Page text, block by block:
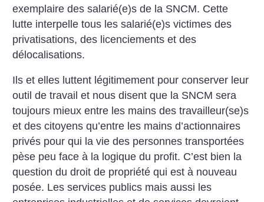
exemplaire des salarié(e)s de la SNCM. Cette
lutte interpelle tous les salarié(e)s victimes des
privatisations, des licenciements et des
délocalisations.
Ils et elles luttent légitimement pour conserver leur
outil de travail et nous disent que la SNCM sera
toujours mieux entre les mains des travailleur(se)s
et des citoyens qu’entre les mains d’actionnaires
privés pour qui la vie des personnes transportées
pèse peu face à la logique du profit. C’est bien la
question du droit de propriété qui est à nouveau
posée. Les services publics mais aussi les